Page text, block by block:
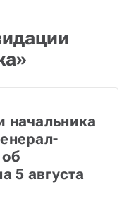
начальника
5 августа